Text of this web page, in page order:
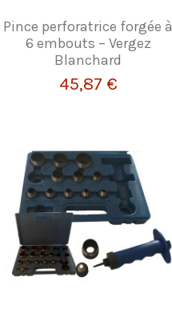
Pince perforatrice forgée à
6 embouts – Vergez
Blanchard
45,87 €